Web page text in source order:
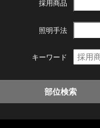
採用商品
照明手法
キーワード
部位検索